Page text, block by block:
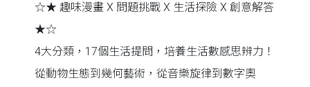
☆★ 趣味漫畫 X 問題挑戰 X 生活探險 X 創意解答
★☆
4大分類，17個生活提問，培養生活數感思辨力！
從動物生態到幾何藝術，從音樂旋律到數字奧